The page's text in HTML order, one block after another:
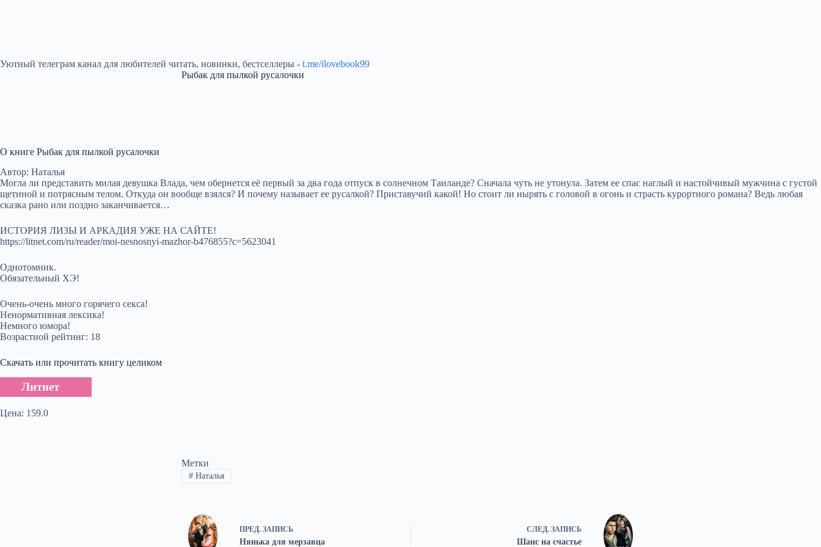
Уютный телеграм канал для любителей читать, новинки, бестселлеры - t.me/ilovebook99
Рыбак для пылкой русалочки
О книге Рыбак для пылкой русалочки
Автор: Наталья
Могла ли представить милая девушка Влада, чем обернется её первый за два года отпуск в солнечном Таиланде? Сначала чуть не утонула. Затем ее спас наглый и настойчивый мужчина с густой
щетиной и потрясным телом. Откуда он вообще взялся? И почему называет ее русалкой? Приставучий какой! Но стоит ли нырять с головой в огонь и страсть курортного романа? Ведь любая
сказка рано или поздно заканчивается…
ИСТОРИЯ ЛИЗЫ И АРКАДИЯ УЖЕ НА САЙТЕ!
https://litnet.com/ru/reader/moi-nesnosnyi-mazhor-b476855?c=5623041
Однотомник.
Обязательный ХЭ!
Очень-очень много горячего секса!
Ненормативная лексика!
Немного юмора!
Возрастной рейтинг: 18
Скачать или прочитать книгу целиком
Литнет
Цена: 159.0
Метки
#Наталья
ПРЕД. ЗАПИСЬ
Нянька для мерзавца
СЛЕД. ЗАПИСЬ
Шанс на счастье